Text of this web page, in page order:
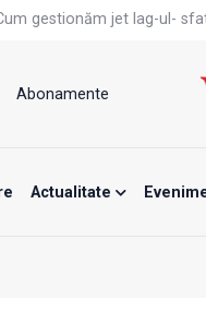
gestionăm jet lag-ul-
nou studiu pentru
Alăptarea, esențială pentru
cadru ar putea fi
Abonamente
Actualitate